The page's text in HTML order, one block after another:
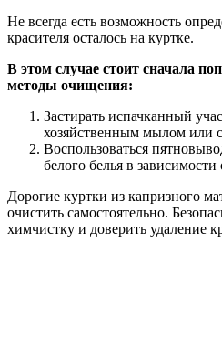
Не всегда есть возможность
красителя осталось на куртке.
В этом случае стоит сначала
методы очищения:
Застирать испачканный
хозяйственным мылом или
Воспользоваться
белого белья в зависимости
Дорогие куртки из капризного
очистить самостоятельно.
химчистку и доверить удаление